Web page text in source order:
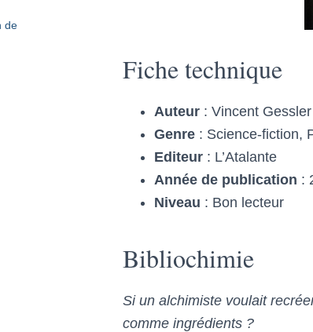
de
Fiche technique
Auteur : Vincent Gessler
Genre : Science-fiction,
Editeur : L’Atalante
Année de publication :
Niveau : Bon lecteur
Bibliochimie
Si un alchimiste voulait
comme ingrédients ?